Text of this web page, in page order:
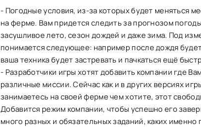
- Погодные условия, из-за которых будет меняться
на ферме. Вам придется следить за прогнозом
засушливое лето, сезон дождей и даже зима. Под
понимается следующее: например после дождя
ваша техника будет застревать и пачкаться ещё
- Разработчики игры хотят добавить компании где
различные миссии. Сейчас как и в других версиях
занимаетесь на своей ферме чем хотите, этот
Добавится режим компании, чтобы успешно его
много разных и обязательных заданий, каких именно